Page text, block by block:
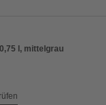
l, mittelgrau